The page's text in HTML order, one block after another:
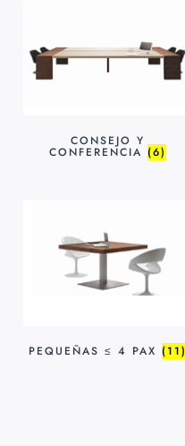
CONSEJO Y
CONFERENCIA (6)
PEQUEÑAS ≤ 4 PAX (11)